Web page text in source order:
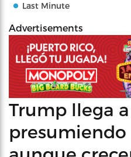
Last Minute
Advertisements
Trump llega
presumiendo